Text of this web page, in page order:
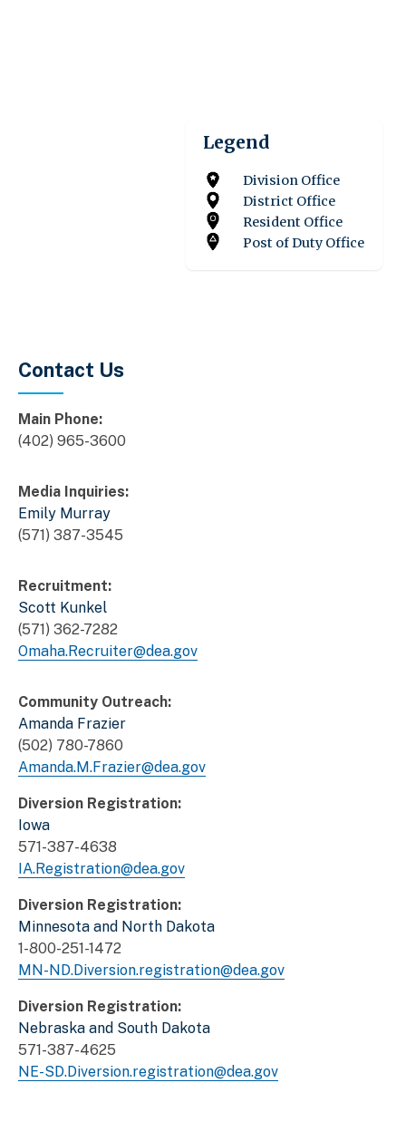
Legend
Division Office
District Office
Resident Office
Post of Duty Office
Contact Us
Main Phone:
(402) 965-3600
Media Inquiries:
Emily Murray
(571) 387-3545
Recruitment:
Scott Kunkel
(571) 362-7282
Omaha.Recruiter@dea.gov
Community Outreach:
Amanda Frazier
(502) 780-7860
Amanda.M.Frazier@dea.gov
Diversion Registration:
Iowa
571-387-4638
IA.Registration@dea.gov
Diversion Registration:
Minnesota and North Dakota
1-800-251-1472
MN-ND.Diversion.registration@dea.gov
Diversion Registration:
Nebraska and South Dakota
571-387-4625
NE-SD.Diversion.registration@dea.gov